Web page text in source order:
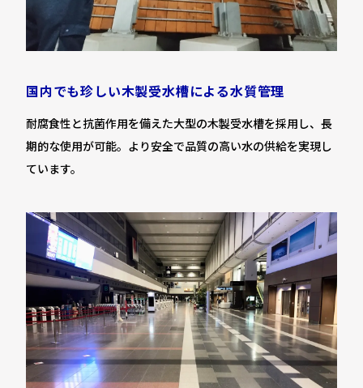
国内でも珍しい木製受水槽による水質管理
耐腐食性と抗菌作用を備えた大型の木製受水槽を採用し、長
期的な使用が可能。より安全で品質の高い水の供給を実現し
ています。